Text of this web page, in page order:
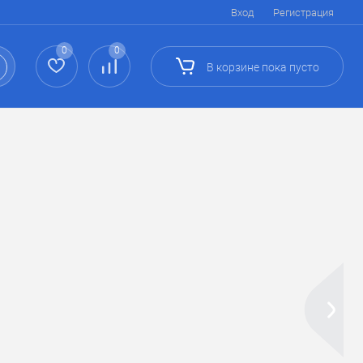
Вход Регистрация
0 0
В корзине пока пусто